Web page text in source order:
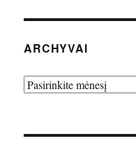
ARCHYVAI
Archyvai